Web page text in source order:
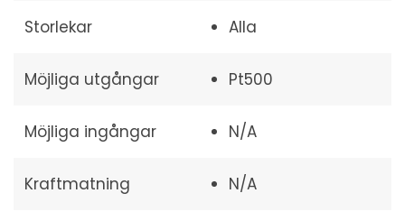
Storlekar Alla
Möjliga utgångar Pt500
Möjliga ingångar N/A
Kraftmatning N/A